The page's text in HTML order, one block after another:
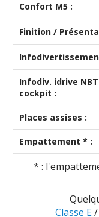
Confort M5 :
Finition /
Infodiv. idrive NBT
cockpit :
Places assises :
Empattement * :
* :
Classe E/